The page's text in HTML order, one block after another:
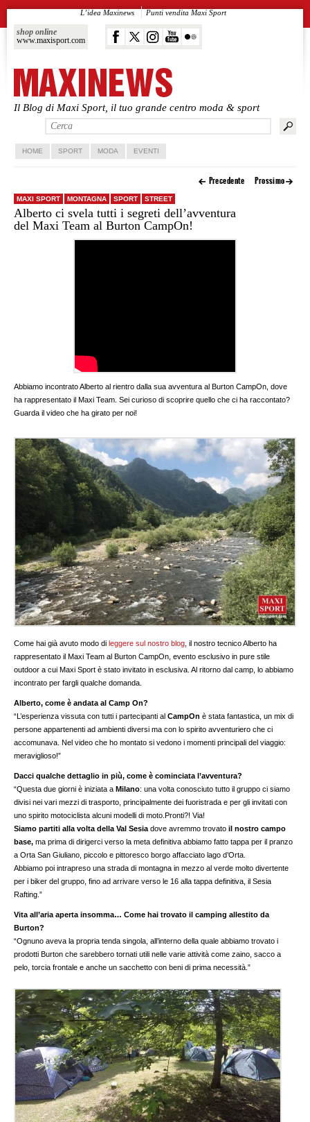
Il Blog di Maxi Sport, il tuo grande centro moda & sport
shop online
www.maxisport.com
L’idea Maxinews Punti vendita Maxi Sport
Vai al contenuto principale
Vai al contenuto secondario
HOME SPORT MODA EVENTI
Precedente Prossimo
MAXI SPORT MONTAGNA SPORT STREET
Alberto ci svela tutti i segreti dell’avventura
del Maxi Team al Burton CampOn!
Abbiamo incontrato Alberto al rientro dalla sua avventura al Burton CampOn, dove
ha rappresentato il Maxi Team. Sei curioso di scoprire quello che ci ha raccontato?
Guarda il video che ha girato per noi!
Come hai già avuto modo di leggere sul nostro blog, il nostro tecnico Alberto ha
rappresentato il Maxi Team al Burton CampOn, evento esclusivo in pure stile
outdoor a cui Maxi Sport è stato invitato in esclusiva. Al ritorno dal camp, lo abbiamo
incontrato per fargli qualche domanda.
Alberto, come è andata al Camp On?
“L’esperienza vissuta con tutti i partecipanti al CampOn è stata fantastica, un mix di
persone appartenenti ad ambienti diversi ma con lo spirito avventuriero che ci
accomunava. Nel video che ho montato si vedono i momenti principali del viaggio:
meraviglioso!”
Dacci qualche dettaglio in più, come è cominciata l’avventura?
“Questa due giorni è iniziata a Milano: una volta conosciuto tutto il gruppo ci siamo
divisi nei vari mezzi di trasporto, principalmente dei fuoristrada e per gli invitati con
uno spirito motociclista alcuni modelli di moto.Pronti?! Via!
Siamo partiti alla volta della Val Sesiadove avremmo trovatoil nostro campo
base, ma prima di dirigerci verso la meta definitiva abbiamo fatto tappa per il pranzo
a Orta San Giuliano, piccolo e pittoresco borgo affacciato lago d’Orta.
Abbiamo poi intrapreso una strada di montagna in mezzo al verde molto divertente
per i biker del gruppo, fino ad arrivare verso le 16 alla tappa definitiva, il Sesia
Rafting.”
Vita all’aria aperta insomma… Come hai trovato il camping allestito da
Burton?
“Ognuno aveva la propria tenda singola, all’interno della quale abbiamo trovato i
prodotti Burton che sarebbero tornati utili nelle varie attività come zaino, sacco a
pelo, torcia frontale e anche un sacchetto con beni di prima necessità.”